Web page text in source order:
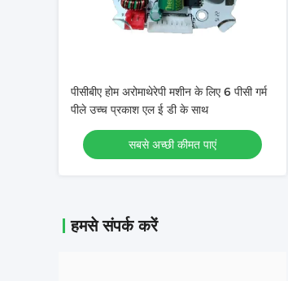
पीसीबीए होम अरोमाथेरेपी मशीन के लिए 6 पीसी गर्म
पीले उच्च प्रकाश एल ई डी के साथ
सबसे अच्छी कीमत पाएं
हमसे संपर्क करें